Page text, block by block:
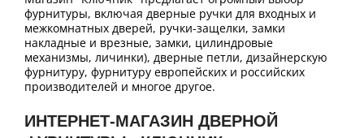
фурнитуры, включая дверные ручки для входных и
межкомнатных дверей, ручки-защелки, замки
накладные и врезные, замки, цилиндровые
механизмы, личинки), дверные петли, дизайнерскую
фурнитуру, фурнитуру европейских и российских
производителей и многое другое.
ИНТЕРНЕТ-МАГАЗИН ДВЕРНОЙ